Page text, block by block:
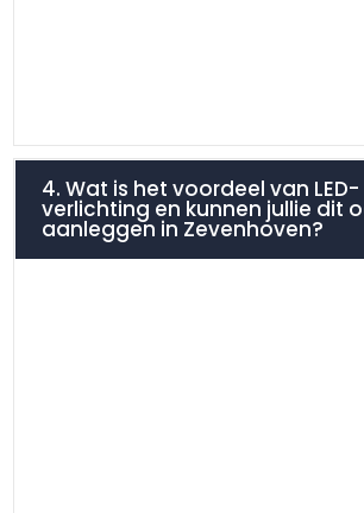
4. Wat is het voordeel van LED-
verlichting en kunnen jullie dit
aanleggen in Zevenhoven?